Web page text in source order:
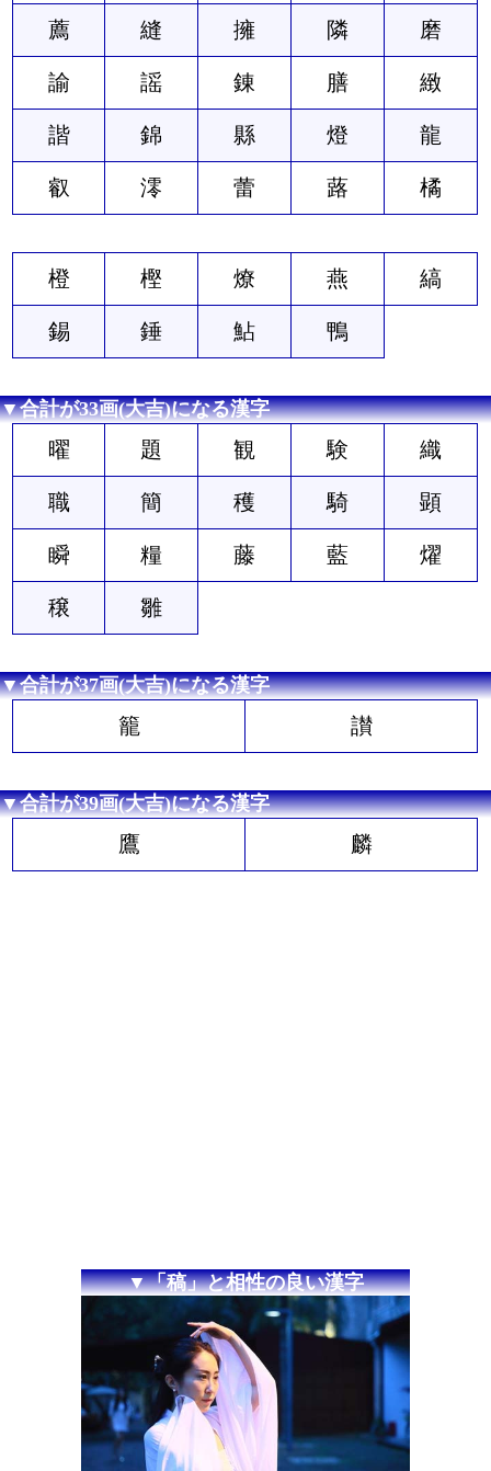
薦 縫 擁 隣 磨
諭 謡 錬 膳 緻
諧 錦 縣 燈 龍
叡 澪 蕾 蕗 橘
橙 樫 燎 燕 縞
錫 錘 鮎 鴨
▼合計が33画(大吉)になる漢字
曜 題 観 験 織
職 簡 穫 騎 顕
瞬 糧 藤 藍 燿
穣 雛
▼合計が37画(大吉)になる漢字
籠 讃
▼合計が39画(大吉)になる漢字
鷹 麟
▼「稿」と相性の良い漢字